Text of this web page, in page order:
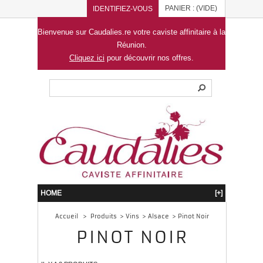
IDENTIFIEZ-VOUS PANIER : (VIDE)
Bienvenue sur Caudalies.re votre caviste affinitaire à la
Réunion.
Cliquez ici pour découvrir nos offres.
HOME [+]
Accueil > Produits > Vins > Alsace > Pinot Noir
PINOT NOIR